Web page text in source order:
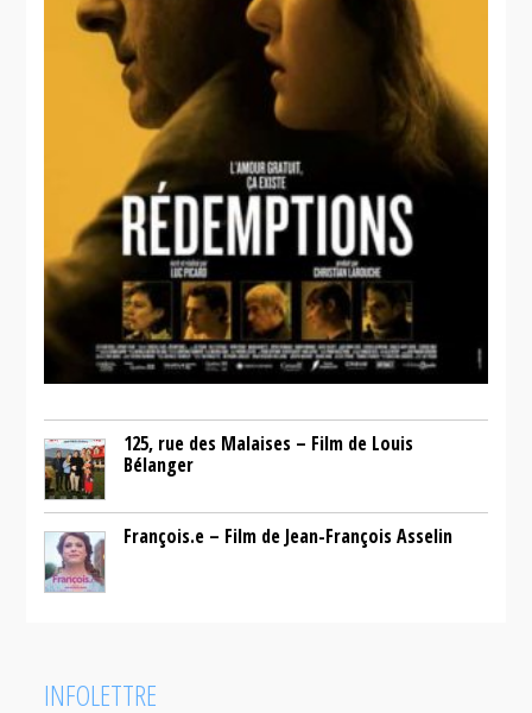
125, rue des Malaises – Film de Louis
Bélanger
François.e – Film de Jean-François Asselin
INFOLETTRE